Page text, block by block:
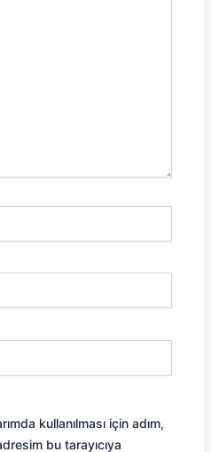
kullanılması için adım,
bu tarayıcıya